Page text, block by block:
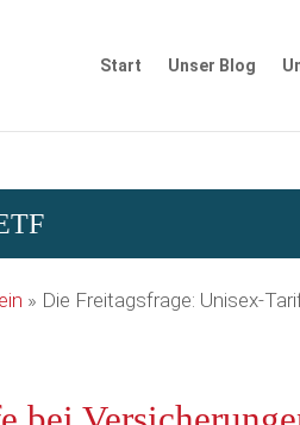
Start Unser Blog
» Die Freitagsfrage: Unisex-